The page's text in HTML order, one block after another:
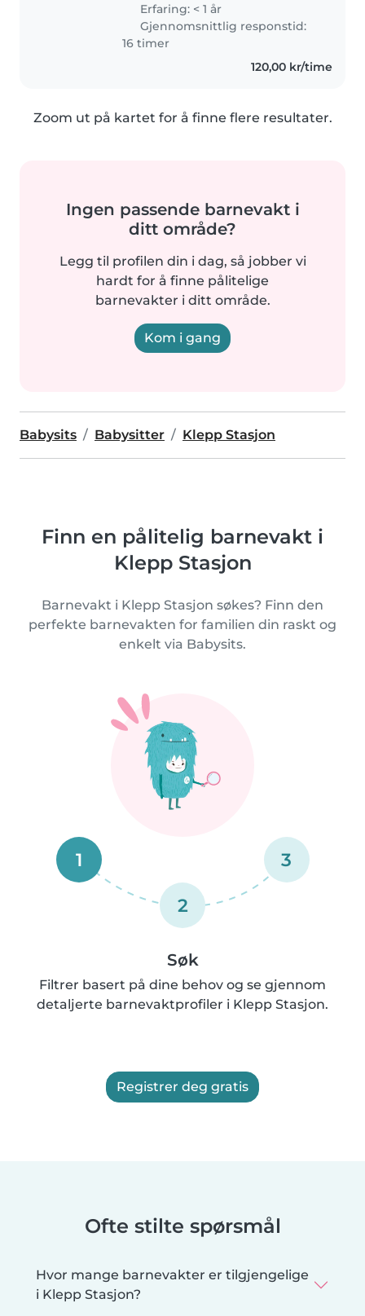
Erfaring: < 1 år
Gjennomsnittlig responstid:
16 timer
120,00 kr/time
Zoom ut på kartet for å finne flere resultater.
Ingen passende barnevakt i
ditt område?
Legg til profilen din i dag, så jobber vi
hardt for å finne pålitelige
barnevakter i ditt område.
Kom i gang
Babysits Babysitter Klepp Stasjon
Finn en pålitelig barnevakt i
Klepp Stasjon
Barnevakt i Klepp Stasjon søkes? Finn den
perfekte barnevakten for familien din raskt og
enkelt via Babysits.
1
2
3
Søk
Filtrer basert på dine behov og se gjennom
detaljerte barnevaktprofiler i Klepp Stasjon.
Registrer deg gratis
Ofte stilte spørsmål
Hvor mange barnevakter er tilgjengelige
i Klepp Stasjon?